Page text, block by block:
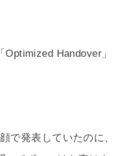
Handover」
で発表していたのに、